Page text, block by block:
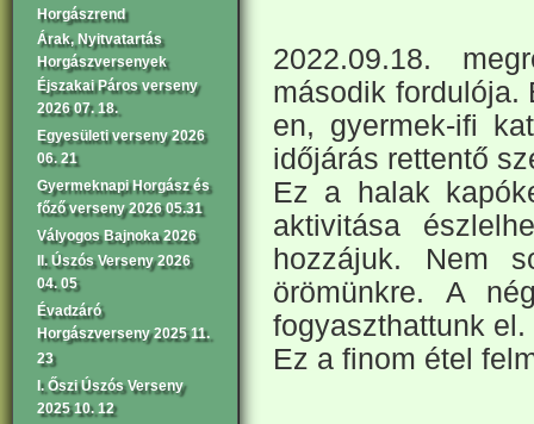
2022.09.18.
második fordulója.
en, gyermek-ifi
időjárás rettentő
Ez a halak
aktivitása
hozzájuk. Nem
örömünkre. A
fogyaszthattunk el.
Ez a finom étel
Horgászrend
Árak, Nyitvatartás
Horgászversenyek
Éjszakai Páros verseny
2026 07. 18.
Egyesületi verseny 2026
06. 21
Gyermeknapi Horgász és
főző verseny 2026 05.31
Vályogos Bajnoka 2026
II. Úszós Verseny 2026
04. 05
Évadzáró
Horgászverseny 2025 11.
23
I. Őszi Úszós Verseny
2025 10. 12